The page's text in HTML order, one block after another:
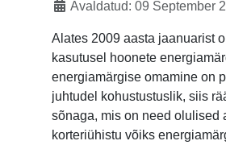
Avaldatud: 09 September
Alates 2009 aasta jaanuarist
kasutusel hoonete
energiamärgise omamine on
juhtudel kohustustuslik, siis
sõnaga, mis on need olulised
korteriühistu võiks